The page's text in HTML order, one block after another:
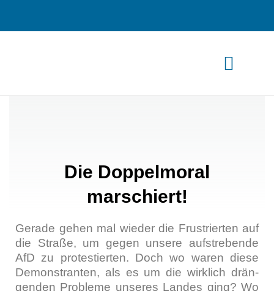
Zum
Die Doppelmoral
marschiert!
Gera­de gehen mal wie­der die Frus­trier­ten auf
die Stra­ße, um gegen unse­re auf­stre­ben­de
AfD zu pro­tes­tier­ten. Doch wo waren die­se
Demons­tran­ten, als es um die wirk­lich drän­
gen­den Pro­ble­me unse­res Lan­des ging? Wo